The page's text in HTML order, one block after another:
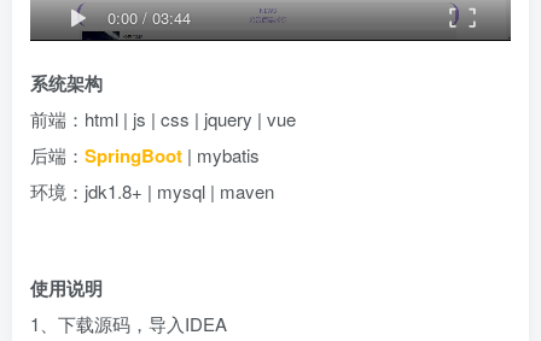
0:00/03:44
系统架构
前端：html | js | css | jquery | vue
后端： SpringBoot | mybatis
环境：jdk1.8+ | mysql | maven
使用说明
1、下载源码，导入IDEA